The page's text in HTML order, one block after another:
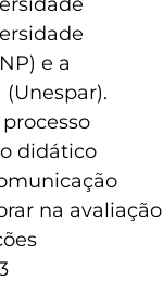
e a
didático
na avaliação